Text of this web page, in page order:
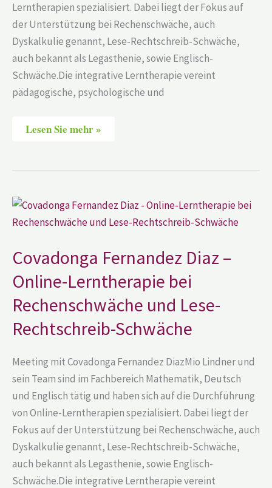
Lerntherapien spezialisiert. Dabei liegt der Fokus auf
der Unterstützung bei Rechenschwäche, auch
Dyskalkulie genannt, Lese-Rechtschreib-Schwäche,
auch bekannt als Legasthenie, sowie Englisch-
Schwäche.Die integrative Lerntherapie vereint
pädagogische, psychologische und
Lesen Sie mehr »
Covadonga Fernandez Diaz –
Online-Lerntherapie bei
Rechenschwäche und Lese-
Rechtschreib-Schwäche
Meeting mit Covadonga Fernandez DiazMio Lindner und
sein Team sind im Fachbereich Mathematik, Deutsch
und Englisch tätig und haben sich auf die Durchführung
von Online-Lerntherapien spezialisiert. Dabei liegt der
Fokus auf der Unterstützung bei Rechenschwäche, auch
Dyskalkulie genannt, Lese-Rechtschreib-Schwäche,
auch bekannt als Legasthenie, sowie Englisch-
Schwäche.Die integrative Lerntherapie vereint
Covadonga
Fernandez
Diaz
Lerntherapie
bei
Rechenschwäche
und
Rechtschreib-
Schwäche